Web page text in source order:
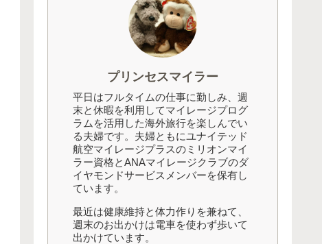
プリンセスマイラー
平日はフルタイムの仕事に勤しみ、週
末と休暇を利用してマイレージプログ
ラムを活用した海外旅行を楽しんでい
る夫婦です。夫婦ともにユナイテッド
航空マイレージプラスのミリオンマイ
ラー資格とANAマイレージクラブのダ
イヤモンドサービスメンバーを保有し
ています。
最近は健康維持と体力作りを兼ねて、
週末のお出かけは電車を使わず歩いて
出かけています。